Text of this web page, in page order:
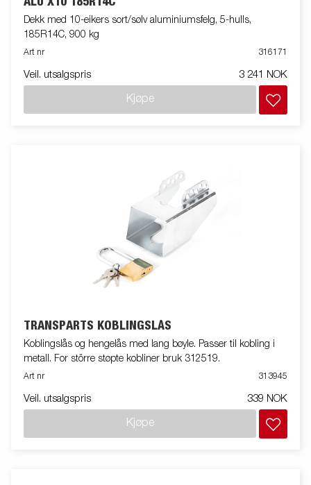
Dekk med 10-eikers sort/sølv aluminiumsfelg, 5-hulls,
185R14C, 900 kg
Art nr 316171
Veil. utsalgspris 3 241 NOK
Kjøpe
TRANSPARTS KOBLINGSLÅS
Koblingslås og hengelås med lang bøyle. Passer til kobling i
metall. For större støpte kobliner bruk 312519.
Art nr 313945
Veil. utsalgspris 339 NOK
Kjøpe